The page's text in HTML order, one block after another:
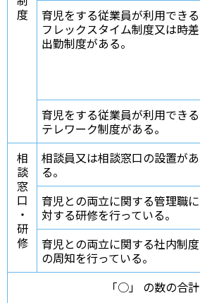
度
育児をする従業員が利用できる
フレックスタイム制度又は時差
出勤制度がある。
育児をする従業員が利用できる
テレワーク制度がある。
相
談
窓
口
・
研
修
相談員又は相談窓口の設置があ
る。
育児との両立に関する管理職に
対する研修を行っている。
育児との両立に関する社内制度
の周知を行っている。
「○」 の数の合計